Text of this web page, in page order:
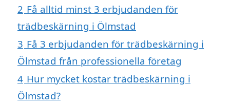
2 Få alltid minst 3 erbjudanden för
trädbeskärning i Ölmstad
3 Få 3 erbjudanden för trädbeskärning i
Ölmstad från professionella företag
4 Hur mycket kostar trädbeskärning i
Ölmstad?